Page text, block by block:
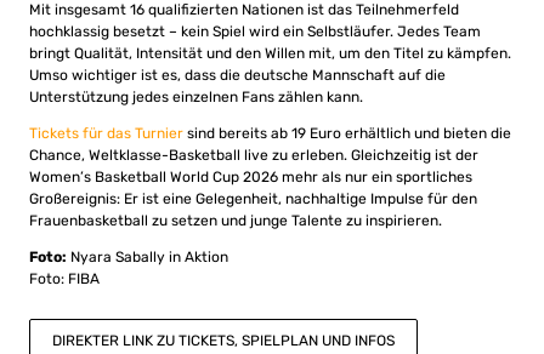
Mit insgesamt 16 qualifizierten Nationen ist das Teilnehmerfeld
hochklassig besetzt – kein Spiel wird ein Selbstläufer. Jedes Team
bringt Qualität, Intensität und den Willen mit, um den Titel zu kämpfen.
Umso wichtiger ist es, dass die deutsche Mannschaft auf die
Unterstützung jedes einzelnen Fans zählen kann.
Tickets für das Turnier sind bereits ab 19 Euro erhältlich und bieten die
Chance, Weltklasse-Basketball live zu erleben. Gleichzeitig ist der
Women’s Basketball World Cup 2026 mehr als nur ein sportliches
Großereignis: Er ist eine Gelegenheit, nachhaltige Impulse für den
Frauenbasketball zu setzen und junge Talente zu inspirieren.
Foto: Nyara Sabally in Aktion
Foto: FIBA
DIREKTER LINK ZU TICKETS, SPIELPLAN UND INFOS